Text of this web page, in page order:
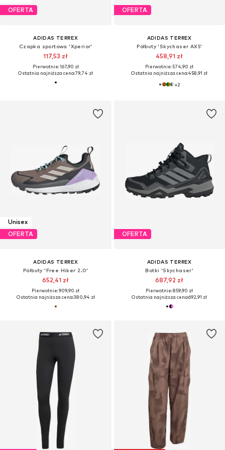
OFERTA
ADIDAS TERREX
Czapka sportowa 'Xperior'
117,53 zł
Pierwotnie: 167,90 zł
Ostatnia najniższa cena:79,74 zł
OFERTA
ADIDAS TERREX
Półbuty 'Skychaser AX5'
458,91 zł
Pierwotnie: 574,90 zł
Ostatnia najniższa cena:458,91 zł
+2
Unisex
OFERTA
ADIDAS TERREX
Półbuty 'Free Hiker 2.0'
652,41 zł
Pierwotnie: 909,90 zł
Ostatnia najniższa cena:380,94 zł
OFERTA
ADIDAS TERREX
Botki 'Skychaser'
687,92 zł
Pierwotnie: 859,90 zł
Ostatnia najniższa cena:692,91 zł